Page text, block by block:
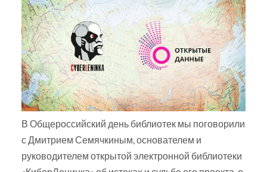
В Общероссийский день библиотек мы поговорили
с Дмитрием Семячкиным, основателем и
руководителем открытой электронной библиотеки